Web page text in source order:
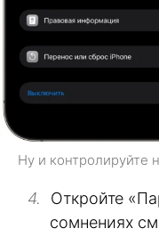
Ну и контролируйте
Откройте
сомнениях